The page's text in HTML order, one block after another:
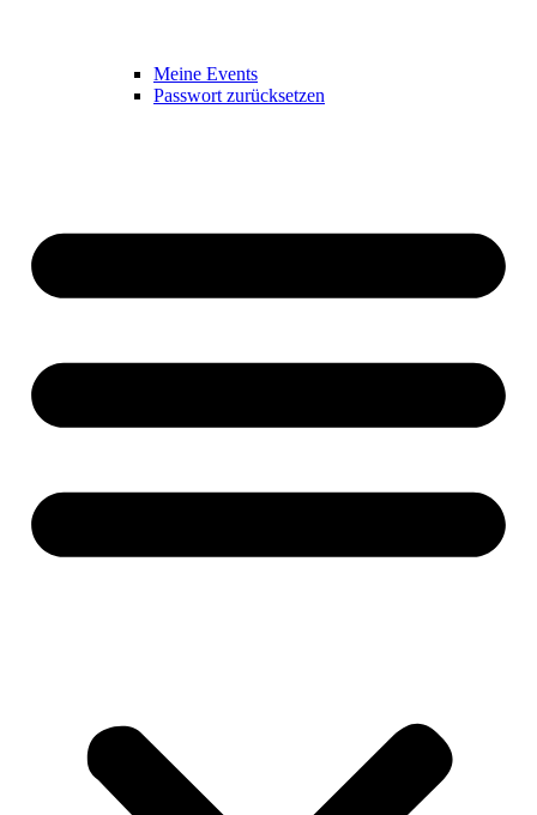
Meine Events
Passwort zurücksetzen